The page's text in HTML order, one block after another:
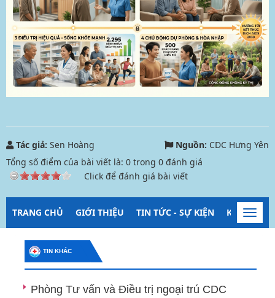
Tác giả: Sen Hoàng Nguồn: CDC Hưng Yên
Tổng số điểm của bài viết là: 0 trong 0 đánh giá
Click để đánh giá bài viết
TRANG CHỦ GIỚI THIỆU TIN TỨC - SỰ KIỆN KIỂM
TIN KHÁC
Phòng Tư vấn và Điều trị ngoại trú CDC